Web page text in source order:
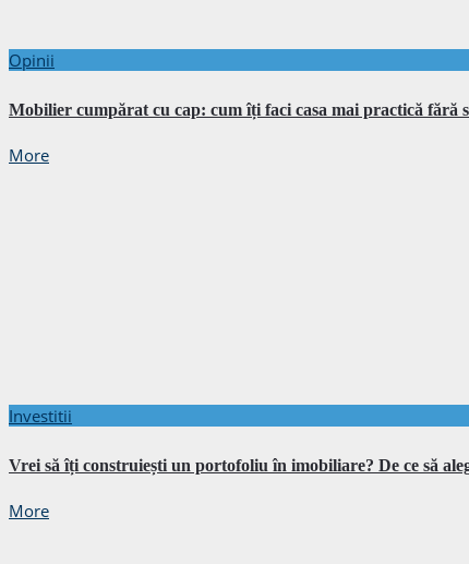
Opinii
Mobilier cumpărat cu cap: cum îți faci casa mai practică fără
More
Investitii
Vrei să îți construiești un portofoliu în imobiliare? De ce să
More